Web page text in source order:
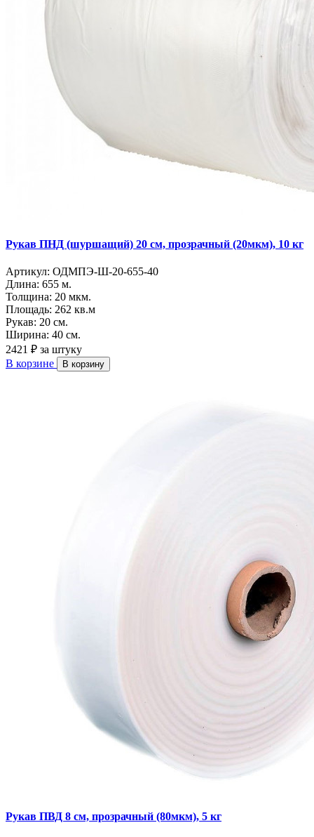
Рукав ПНД (шуршащий) 20 см, прозрачный (20мкм), 10 кг
Артикул: ОДМПЭ-Ш-20-655-40
Длина: 655 м.
Толщина: 20 мкм.
Площадь: 262 кв.м
Рукав: 20 см.
Ширина: 40 см.
2421 ₽ за штуку
В корзине
В корзину
Рукав ПВД 8 см, прозрачный (80мкм), 5 кг